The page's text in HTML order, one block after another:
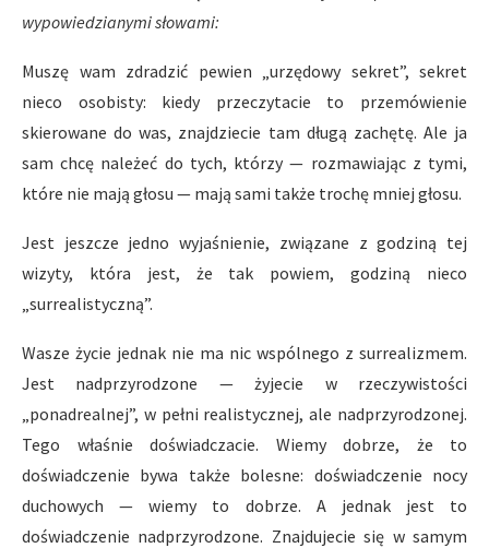
wypowiedzianymi słowami:
Muszę wam zdradzić pewien „urzędowy sekret”, sekret
nieco osobisty: kiedy przeczytacie to przemówienie
skierowane do was, znajdziecie tam długą zachętę. Ale ja
sam chcę należeć do tych, którzy — rozmawiając z tymi,
które nie mają głosu — mają sami także trochę mniej głosu.
Jest jeszcze jedno wyjaśnienie, związane z godziną tej
wizyty, która jest, że tak powiem, godziną nieco
„surrealistyczną”.
Wasze życie jednak nie ma nic wspólnego z surrealizmem.
Jest nadprzyrodzone — żyjecie w rzeczywistości
„ponadrealnej”, w pełni realistycznej, ale nadprzyrodzonej.
Tego właśnie doświadczacie. Wiemy dobrze, że to
doświadczenie bywa także bolesne: doświadczenie nocy
duchowych — wiemy to dobrze. A jednak jest to
doświadczenie nadprzyrodzone. Znajdujecie się w samym